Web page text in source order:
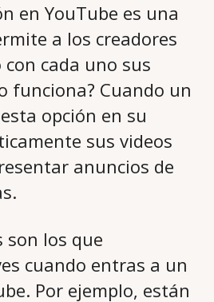
en YouTube es una
a los creadores
cada uno sus
funciona? Cuando un
opción en su
sus videos
anuncios de
son los que
cuando entras a un
Por ejemplo, están